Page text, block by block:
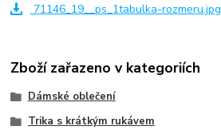
71146_19__ps_1tabulka-rozmeru.jpg
Zboží zařazeno v kategoriích
Dámské oblečení
Trika s krátkým rukávem